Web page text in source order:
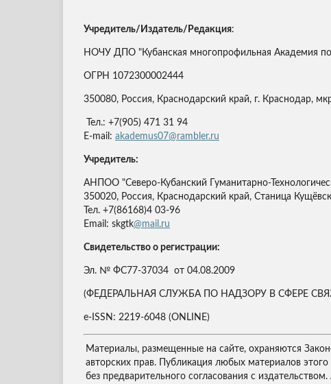
Учредитель/Издатель/Редакция:
НОЧУ ДПО "Кубанская многопрофильная Академия
ОГРН 1072300002444
350080, Россия, Краснодарский край, г. Краснодар,
Тел.: +7(905) 471 31 94
E-mail: akademus07@rambler.ru
Учредитель:
АНПОО "Северо-Кубанский Гуманитарно-
350020, Россия, Краснодарский край, Станица
Тел. +7(86168)4 03-96
Email: skgtk@mail.ru
Свидетельство о регистрации:
Эл. № ФС77-37034 от 04.08.2009
(ФЕДЕРАЛЬНАЯ СЛУЖБА ПО НАДЗОРУ В СФЕРЕ
e-ISSN: 2219-6048 (ONLINE)
Материалы, размещенные на сайте, охраняются
авторских прав. Публикация любых материалов этого
без предварительного согласования с издательством.